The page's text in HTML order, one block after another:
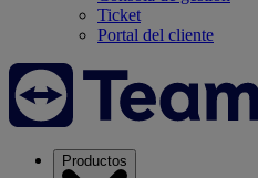
Ticket
Portal del cliente
Productos